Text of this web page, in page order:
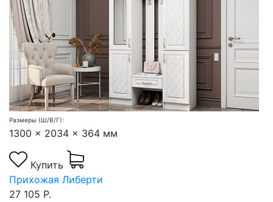
Размеры (Ш/В/Г):
1300 x 2034 x 364 мм
Купить
Прихожая Либерти
27 105 Р.